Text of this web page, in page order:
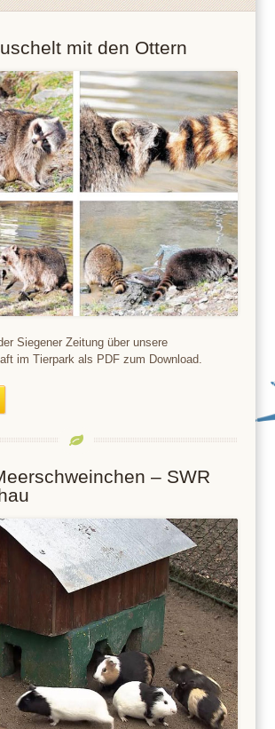
mit den Ottern
Siegener Zeitung über unsere
im Tierpark als PDF zum Download.
– SWR